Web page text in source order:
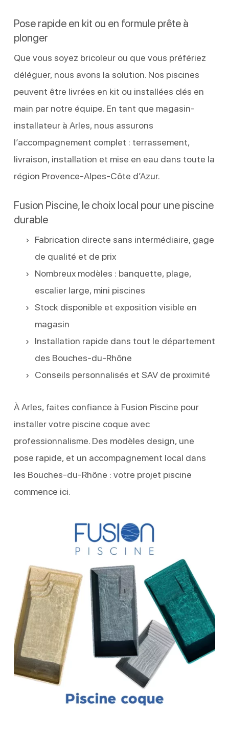
Pose rapide en kit ou en formule prête à
plonger
Que vous soyez bricoleur ou que vous préfériez
déléguer, nous avons la solution. Nos piscines
peuvent être livrées en kit ou installées clés en
main par notre équipe. En tant que magasin-
installateur à Arles, nous assurons
l’accompagnement complet : terrassement,
livraison, installation et mise en eau dans toute la
région Provence-Alpes-Côte d’Azur.
Fusion Piscine, le choix local pour une piscine
durable
Fabrication directe sans intermédiaire, gage
de qualité et de prix
Nombreux modèles : banquette, plage,
escalier large, mini piscines
Stock disponible et exposition visible en
magasin
Installation rapide dans tout le département
des Bouches-du-Rhône
Conseils personnalisés et SAV de proximité
À Arles, faites confiance à Fusion Piscine pour
installer votre piscine coque avec
professionnalisme. Des modèles design, une
pose rapide, et un accompagnement local dans
les Bouches-du-Rhône : votre projet piscine
commence ici.